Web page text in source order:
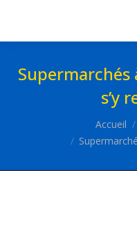
s’y
Accueil